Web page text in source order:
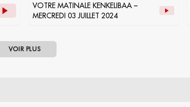
VOTRE MATINALE KENKELIBAA –
MERCREDI 03 JUILLET 2024
VOIR PLUS